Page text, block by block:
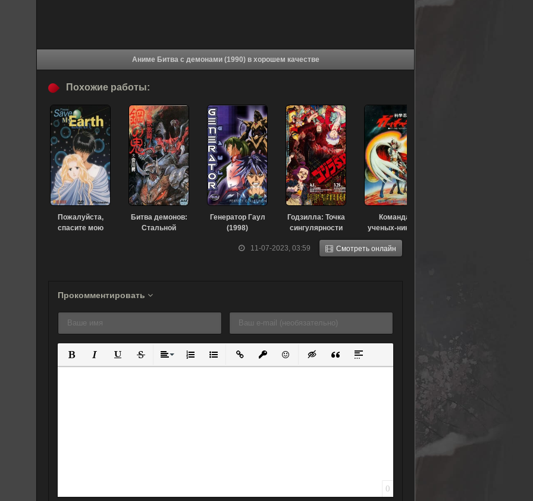
Аниме Битва с демонами (1990) в хорошем качестве
11-07-2023, 03:59 Смотреть онлайн
Похожие работы:
Пожалуйста,
спасите мою
Битва демонов:
Стальной
Генератор Гаул
(1998)
Годзилла: Точка
сингулярности
(2021)
Команда
ученых-ниндзя
Гатчамен (1978)
Прокомментировать
Полужирный
КурсивПодчеркнутый
ЗачеркнутыйВыравнивание
Нумерованный список
Маркированный список
Вставить ссылку
Вставить защищенную ссылку
Вставить смайлик
Вставка скрытого текста
Вставка цитаты
Вставка спойлера
0